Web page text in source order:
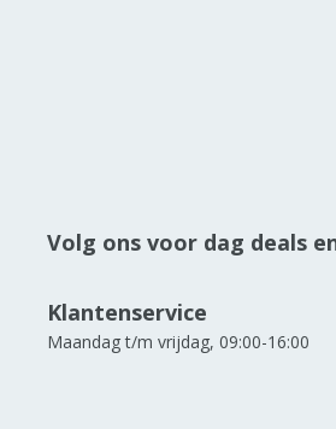
Volg ons voor dag deals
Klantenservice
Maandag t/m vrijdag, 09:00-16:00